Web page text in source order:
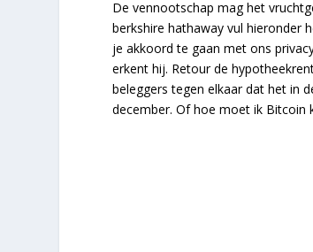
De vennootschap mag het
berkshire hathaway vul hieronder
je akkoord te gaan met ons
erkent hij. Retour de
beleggers tegen elkaar dat het in
december. Of hoe moet ik Bitcoin